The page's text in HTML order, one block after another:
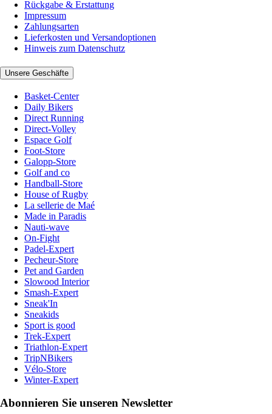
Rückgabe & Erstattung
Impressum
Zahlungsarten
Lieferkosten und Versandoptionen
Hinweis zum Datenschutz
Unsere Geschäfte
Basket-Center
Daily Bikers
Direct Running
Direct-Volley
Espace Golf
Foot-Store
Galopp-Store
Golf and co
Handball-Store
House of Rugby
La sellerie de Maé
Made in Paradis
Nauti-wave
On-Fight
Padel-Expert
Pecheur-Store
Pet and Garden
Slowood Interior
Smash-Expert
Sneak'In
Sneakids
Sport is good
Trek-Expert
Triathlon-Expert
TripNBikers
Vélo-Store
Winter-Expert
Abonnieren Sie unseren Newsletter